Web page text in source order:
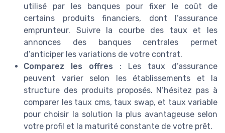
utilisé par les banques pour fixer le coût de
certains produits financiers, dont l’assurance
emprunteur. Suivre la courbe des taux et les
annonces des banques centrales permet
d’anticiper les variations de votre contrat.
Comparez les offres : Les taux d’assurance
peuvent varier selon les établissements et la
structure des produits proposés. N’hésitez pas à
comparer les taux cms, taux swap, et taux variable
pour choisir la solution la plus avantageuse selon
votre profil et la maturité constante de votre prêt.